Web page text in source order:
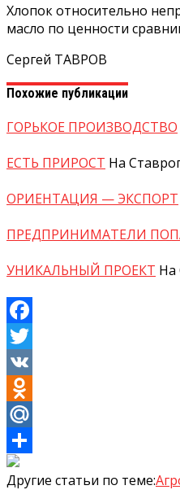
Хлопок относительно
масло по ценности
Сергей ТАВРОВ
Похожие публикации
ГОРЬКОЕ ПРОИЗВОДСТВО
ЕСТЬ ПРИРОСТ На
ОРИЕНТАЦИЯ — ЭКСПОРТ
ПРЕДПРИНИМАТЕЛИ
УНИКАЛЬНЫЙ ПРОЕКТ На
Facebook
Twitter
VK
Odnoklassniki
Mail.Ru
Отправить
Другие статьи по теме: